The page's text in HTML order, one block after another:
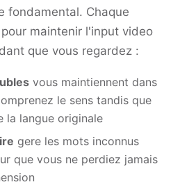
fondamental. Chaque
maintenir l'input video
que vous regardez :
vous maintiennent dans
le sens tandis que
la langue originale
gere les mots inconnus
que vous ne perdiez jamais